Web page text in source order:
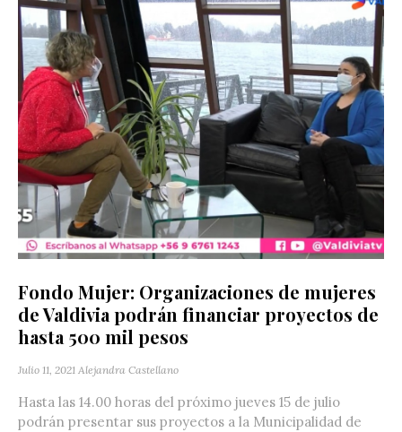
Fondo Mujer: Organizaciones de mujeres
de Valdivia podrán financiar proyectos de
hasta 500 mil pesos
Julio 11, 2021 Alejandra Castellano
Hasta las 14.00 horas del próximo jueves 15 de julio
podrán presentar sus proyectos a la Municipalidad de